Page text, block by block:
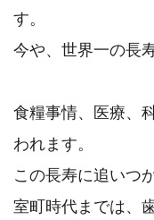
す。
今や、世界一の長
食糧事情、医療、
われます。
この長寿に追いつ
室町時代までは、